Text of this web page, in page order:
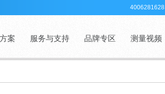
4006281628
案 服务与支持 品牌专区 测量视频